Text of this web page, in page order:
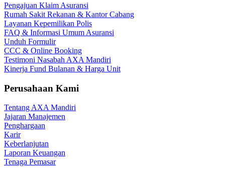
Pengajuan Klaim Asuransi
Rumah Sakit Rekanan & Kantor Cabang
Layanan Kepemilikan Polis
FAQ & Informasi Umum Asuransi
Unduh Formulir
CCC & Online Booking
Testimoni Nasabah AXA Mandiri
Kinerja Fund Bulanan & Harga Unit
Perusahaan Kami
Tentang AXA Mandiri
Jajaran Manajemen
Penghargaan
Karir
Keberlanjutan
Laporan Keuangan
Tenaga Pemasar